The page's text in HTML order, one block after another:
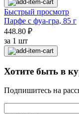
Быстрый просмотр
Парфе с фуа-гра, 85 г
448.80 ₽
за 1 шт
Хотите быть в
Подпишитесь на